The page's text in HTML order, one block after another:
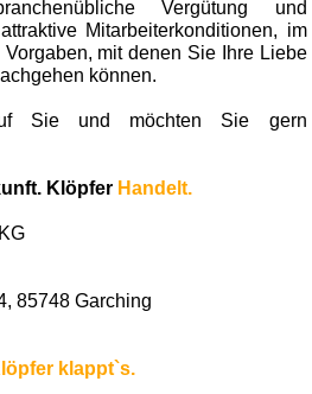
Vergütung und
Mitarbeiterkonditionen, im
mit denen Sie Ihre Liebe
können.
Sie und möchten Sie gern
Klöpfer Handelt.
85748 Garching
klappt`s.